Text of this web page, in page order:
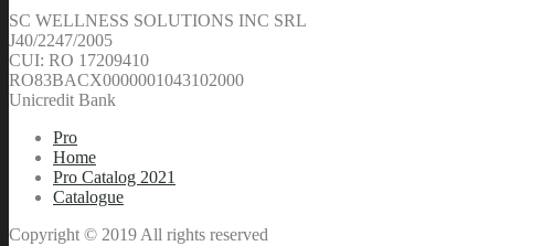
SC WELLNESS SOLUTIONS INC SRL
J40/2247/2005
CUI: RO 17209410
RO83BACX0000001043102000
Unicredit Bank
Pro
Home
Pro Catalog 2021
Catalogue
Copyright © 2019 All rights reserved